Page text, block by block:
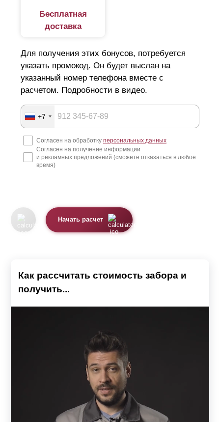
Бесплатная
доставка
Для получения этих бонусов, потребуется
указать промокод. Он будет выслан на
указанный номер телефона вместе с
расчетом. Подробности в видео.
+7
Согласен на обработку персональных данных
Согласен на получение информации
и рекламных предложений (сможете отказаться в любое
время)
Начать расчет
Как рассчитать стоимость забора и
получить...